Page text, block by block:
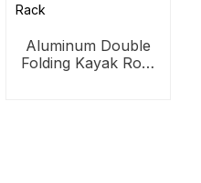
Aluminum Double
Folding Kayak Roof